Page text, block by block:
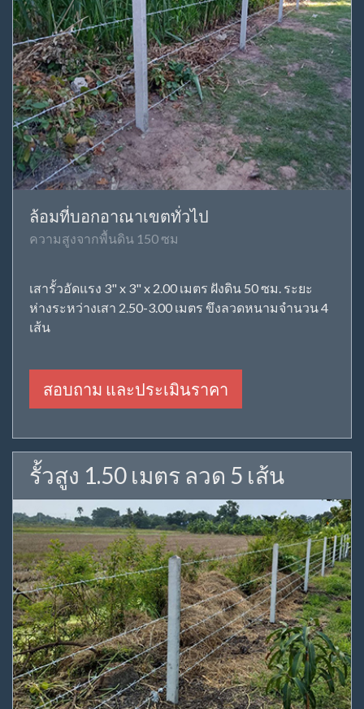
ล้อมที่บอกอาณาเขตทั่วไป
ความสูงจากพื้นดิน 150 ซม
เสารั้วอัดแรง 3" x 3" x 2.00 เมตร ฝังดิน 50 ซม. ระยะ
ห่างระหว่างเสา 2.50-3.00 เมตร ขึงลวดหนามจำนวน 4
เส้น
สอบถาม และประเมินราคา
รั้วสูง 1.50 เมตร ลวด 5 เส้น